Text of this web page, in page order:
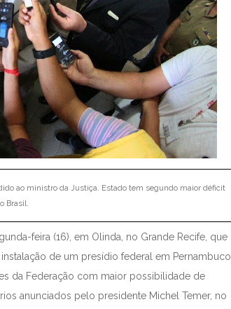
ao ministro da Justiça. Estado tem segundo maior déficit
Brasil.
feira (16), em Olinda, no Grande Recife, que
de um presídio federal em Pernambuco.
da Federação com maior possibilidade de
anunciados pelo presidente Michel Temer, no